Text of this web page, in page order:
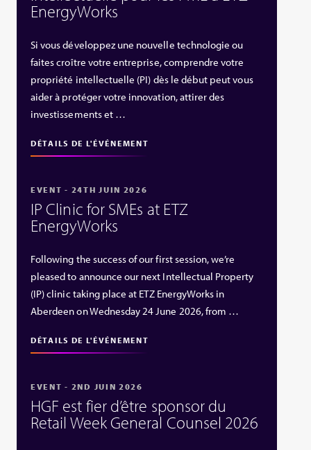
EnergyWorks
Si vous développez une nouvelle technologie ou
faites croître votre entreprise, comprendre votre
propriété intellectuelle (PI) dès le début peut vous
aider à protéger votre innovation, attirer des
investissements et …
DÉTAILS DE L'ÉVÉNEMENT
EVENT - 24TH JUIN 2026
IP Clinic for SMEs at ETZ
EnergyWorks
Following the success of our first session, we’re
pleased to announce our next Intellectual Property
(IP) clinic taking place at ETZ EnergyWorks in
Aberdeen on Wednesday 24 June 2026, from …
DÉTAILS DE L'ÉVÉNEMENT
EVENT - 2ND JUIN 2026
HGF est fier d’être sponsor du
Retail Week General Counsel 2026